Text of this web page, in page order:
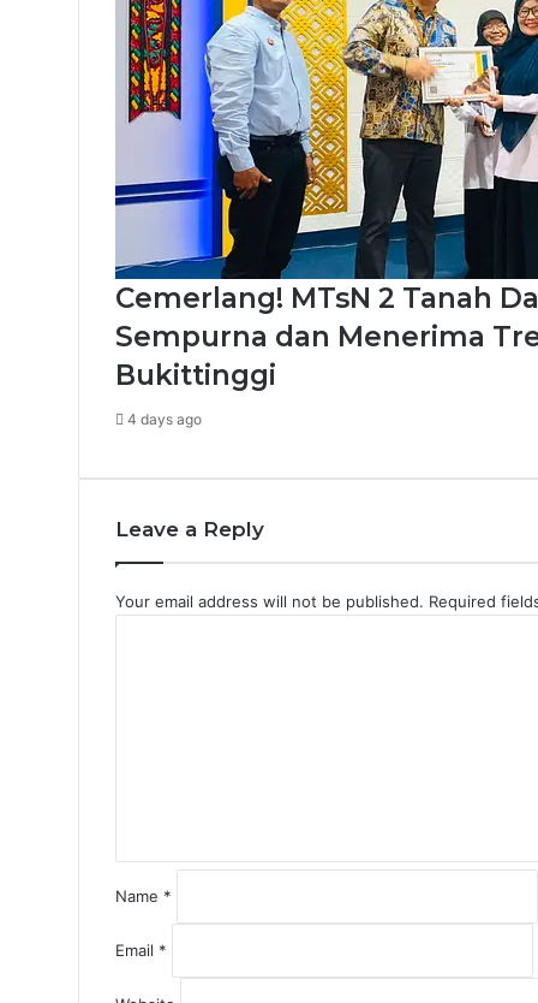
Cemerlang! MTsN 2 Tanah
Sempurna dan Menerima
Bukittinggi
4 days ago
Leave a Reply
Your email address will not be published. Required
Name *
Email *